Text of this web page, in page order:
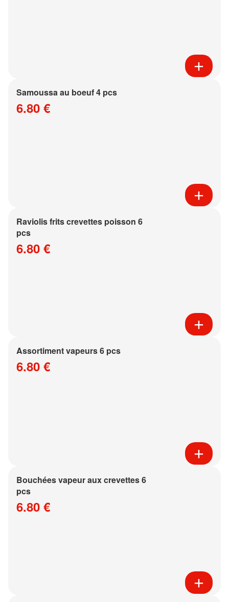
Samoussa au boeuf 4 pcs
6.80 €
Raviolis frits crevettes poisson 6
pcs
6.80 €
Assortiment vapeurs 6 pcs
6.80 €
Bouchées vapeur aux crevettes 6
pcs
6.80 €